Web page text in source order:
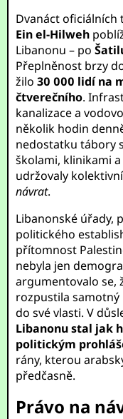
Dvanáct
Ein el-Hilweh
Libanonu – po
Přeplněnost brzy
žilo30 000 lidí na
čtverečního.
kanalizace a
několik hodin
nedostatku tábory
školami, klinikami
udržovaly
návrat.
Libanonské úřady,
politického
přítomnost
nebyla jen
argumentovalo se,
rozpustila
do své vlasti. V
Libanonu stal jak
politickým
rány, kterou
předčasně.
Právo na